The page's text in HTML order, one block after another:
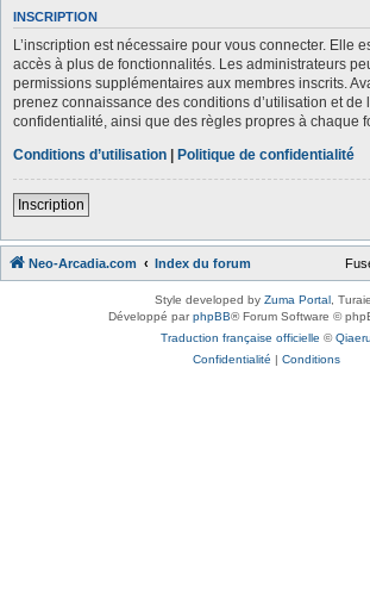
INSCRIPTION
L’inscription est nécessaire pour vous connecter. Elle
accès à plus de fonctionnalités. Les administrateurs
permissions supplémentaires aux membres inscrits.
prenez connaissance des conditions d’utilisation et de
confidentialité, ainsi que des règles propres à chaque
Conditions d’utilisation | Politique de confidentialité
Inscription
Neo-Arcadia.com Index du forum
Style developed by Zuma Portal ,
Développé parphpBB® Forum Software ©
Traduction française officielle ©Qiaeru
Confidentialité | Conditions